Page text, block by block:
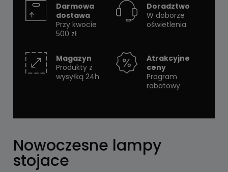
Darmowa
dostawa
Przy kwocie
500 zł
Doradztwo
W doborze
oświetlenia
Magazyn
Produkty z
wysyłką 24h
Atrakcyjne
ceny
Program
rabatowy
Nowoczesne lampy
stojace